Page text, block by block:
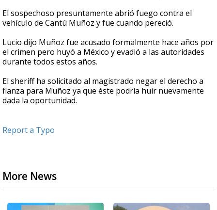
El sospechoso presuntamente abrió fuego contra el
vehículo de Cantú Muñoz y fue cuando pereció.
Lucio dijo Muñoz fue acusado formalmente hace años por
el crimen pero huyó a México y evadió a las autoridades
durante todos estos años.
El sheriff ha solicitado al magistrado negar el derecho a
fianza para Muñoz ya que éste podría huir nuevamente
dada la oportunidad.
Report a Typo
More News